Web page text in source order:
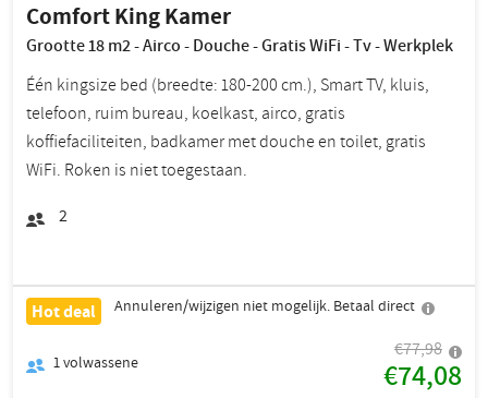
Comfort King Kamer
Grootte 18 m2 - Airco - Douche - Gratis WiFi - Tv - Werkplek
Één kingsize bed (breedte: 180-200 cm.), Smart TV, kluis,
telefoon, ruim bureau, koelkast, airco, gratis
koffiefaciliteiten, badkamer met douche en toilet, gratis
WiFi. Roken is niet toegestaan.
2
Hot deal Annuleren/wijzigen niet mogelijk. Betaal direct
1volwassene
€77,98
€74,08